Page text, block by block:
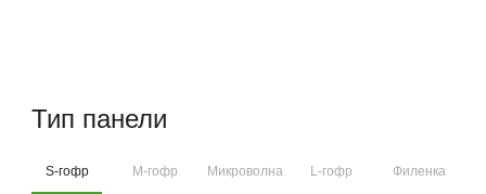
Тип панели
S-гофр M-гофр Микроволна L-гофр Филенка